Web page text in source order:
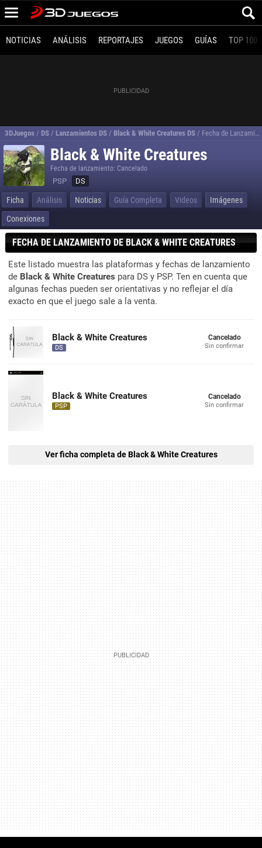
NOTICIAS ANÁLISIS REPORTAJES JUEGOS GUÍAS TOP 100
3DJuegos / DS / Lanzamientos DS / Black & White Creatures DS / Fecha de Lanzamiento de Black & White Creatures
Black & White Creatures
Fecha de lanzamiento: Cancelado
PSP DS
Ficha Análisis Noticias Guía Completa Videos
Imágenes
Conexiones
FECHA DE LANZAMIENTO DE BLACK & WHITE CREATURES
Este listado muestra las plataformas y fechas de lanzamiento
de Black & White Creatures para DS y PSP. Ten en cuenta que
algunas fechas pueden ser orientativas y no reflejar el día
exacto en que el juego sale a la venta.
Black & White Creatures
DS
Cancelado
Sin confirmar
Black & White Creatures
PSP
Cancelado
Sin confirmar
Ver ficha completa de Black & White Creatures